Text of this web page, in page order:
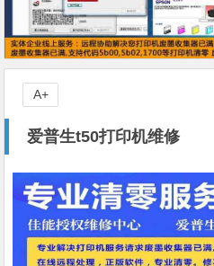
爱普生t50打印机维修
A+